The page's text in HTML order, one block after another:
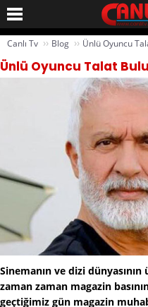
Canlı Tv ›› Blog ›› Ünlü Oyuncu
Ünlü Oyuncu Talat
Sinemanın ve dizi
zaman zaman magazin
geçtiğimiz gün magazin